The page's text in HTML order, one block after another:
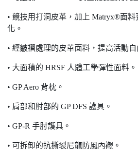
• 競技用打洞皮革，加上 Matryx®面
化。
• 經皺褶處理的皮革面料，提高活動自
• 大面積的 HRSF 人體工學彈性面料。
• GP Aero 背枕。
• 肩部和肘部的 GP DFS 護具。
• GP-R 手肘護具。
• 可拆卸的抗撕裂尼龍防風內襯。